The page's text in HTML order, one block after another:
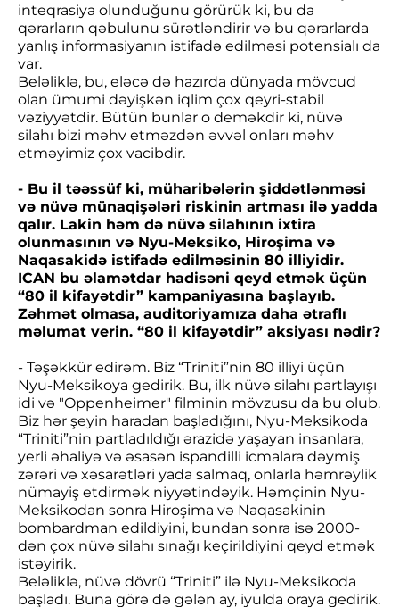
inteqrasiya olunduğunu görürük ki, bu da
qərarların qəbulunu sürətləndirir və bu qərarlarda
yanlış informasiyanın istifadə edilməsi potensialı da
var.
Beləliklə, bu, eləcə də hazırda dünyada mövcud
olan ümumi dəyişkən iqlim çox qeyri-stabil
vəziyyətdir. Bütün bunlar o deməkdir ki, nüvə
silahı bizi məhv etməzdən əvvəl onları məhv
etməyimiz çox vacibdir.
- Bu il təəssüf ki, müharibələrin şiddətlənməsi
və nüvə münaqişələri riskinin artması ilə yadda
qalır. Lakin həm də nüvə silahının ixtira
olunmasının və Nyu-Meksiko, Hiroşima və
Naqasakidə istifadə edilməsinin 80 illiyidir.
ICAN bu əlamətdar hadisəni qeyd etmək üçün
“80 il kifayətdir” kampaniyasına başlayıb.
Zəhmət olmasa, auditoriyamıza daha ətraflı
məlumat verin. “80 il kifayətdir” aksiyası nədir?
- Təşəkkür edirəm. Biz “Triniti”nin 80 illiyi üçün
Nyu-Meksikoya gedirik. Bu, ilk nüvə silahı partlayışı
idi və "Oppenheimer" filminin mövzusu da bu olub.
Biz hər şeyin haradan başladığını, Nyu-Meksikoda
“Triniti”nin partladıldığı ərazidə yaşayan insanlara,
yerli əhaliyə və əsasən ispandilli icmalara dəymiş
zərəri və xəsarətləri yada salmaq, onlarla həmrəylik
nümayiş etdirmək niyyətindəyik. Həmçinin Nyu-
Meksikodan sonra Hiroşima və Naqasakinin
bombardman edildiyini, bundan sonra isə 2000-
dən çox nüvə silahı sınağı keçirildiyini qeyd etmək
istəyirik.
Beləliklə, nüvə dövrü “Triniti” ilə Nyu-Meksikoda
başladı. Buna görə də gələn ay, iyulda oraya gedirik.